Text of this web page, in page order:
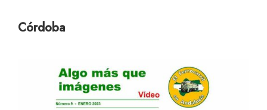
Córdoba